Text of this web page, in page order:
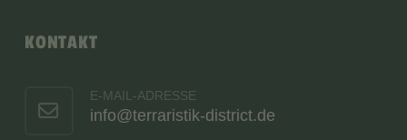
KONTAKT
E-MAIL-ADRESSE
info@terraristik-district.de